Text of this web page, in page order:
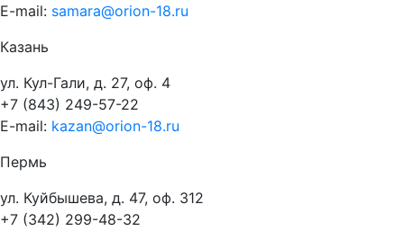
E-mail: samara@orion-18.ru
Казань
ул. Кул-Гали, д. 27, оф. 4
+7 (843) 249-57-22
E-mail: kazan@orion-18.ru
Пермь
ул. Куйбышева, д. 47, оф. 312
+7 (342) 299-48-32